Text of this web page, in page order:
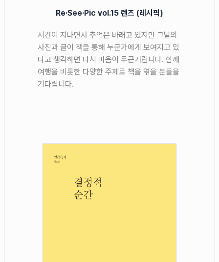
Re·See·Pic vol.15 렌즈 (레시픽)
시간이 지나면서 추억은 바래고 있지만 그날의
사진과 글이 책을 통해 누군가에게 보여지고 있
다고 생각하면 다시 마음이 두근거립니다. 함께
여행을 비롯한 다양한 주제로 책을 엮을 분들을
기다립니다.